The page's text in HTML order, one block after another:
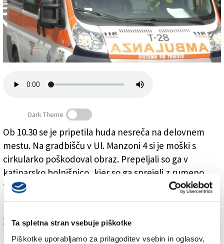
Ta spletna stran vsebuje piškotke
Piškotke uporabljamo za prilagoditev vsebin in oglasov,
Uredništvo
Oglasi
Založnik
S cirkularko si je poškodoval obraz
Dark Theme
Ob 10.30 se je pripetila huda nesreča na delovnem
mestu. Na gradbišču v Ul. Manzoni 4 si je moški s
cirkularko poškodoval obraz. Prepeljali so ga v
katinarsko bolnišnico, kjer so ga sprejeli z rumeno
triažno kodo. Na srečo je izven življenjske nevarnosti.
Na kraju so bili reševalci in sile javnega reda.
Za branje in pisanje komentarjevje potrebna prijava